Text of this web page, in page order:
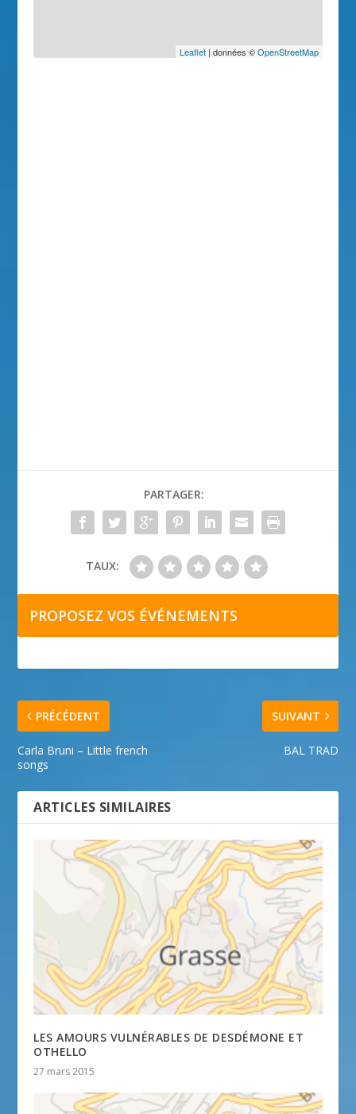
Leaflet| données ©OpenStreetMap
PARTAGER:
TAUX:
PROPOSEZ VOS ÉVÉNEMENTS
PRÉCÉDENT
Carla Bruni – Little french
songs
SUIVANT
BAL TRAD
ARTICLES SIMILAIRES
LES AMOURS VULNÉRABLES DE DESDÉMONE ET
OTHELLO
27 mars 2015